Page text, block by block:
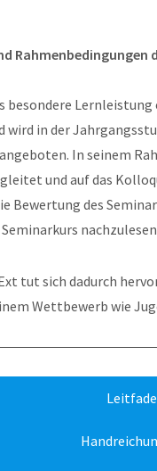
Rahmenbedingungen
besondere
wird in der
In seinem
und auf das
Bewertung des
tut sich dadurch
Wettbewerb wie